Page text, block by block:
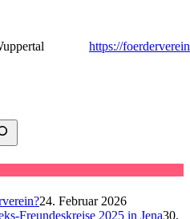
https://
24. Februar 2026
Freundeskreise 2025 in Jena30.